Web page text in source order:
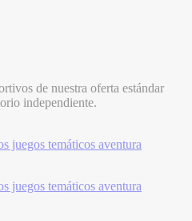
de nuestra oferta estándar
independiente.